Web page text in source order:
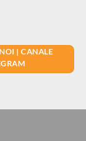
| CANALE